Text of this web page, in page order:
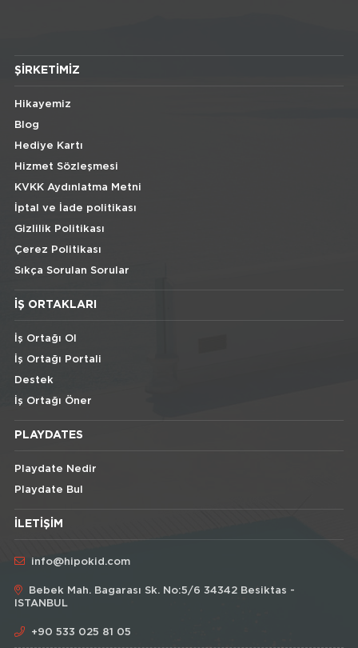
ŞIRKETIMIZ
Hikayemiz
Blog
Hediye Kartı
Hizmet Sözleşmesi
KVKK Aydınlatma Metni
İptal ve İade politikası
Gizlilik Politikası
Çerez Politikası
Sıkça Sorulan Sorular
İŞ ORTAKLARI
İş Ortağı Ol
İş Ortağı Portali
Destek
İş Ortağı Öner
PLAYDATES
Playdate Nedir
Playdate Bul
İLETIŞIM
info@hipokid.com
Bebek Mah. Bagarası Sk. No:5/6 34342 Besiktas -
ISTANBUL
+90 533 025 81 05